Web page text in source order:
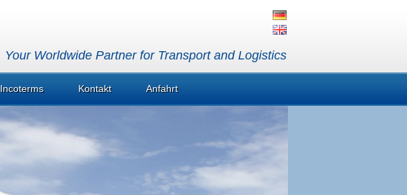
Your Worldwide Partner for Transport and Logistics
Incoterms Kontakt Anfahrt